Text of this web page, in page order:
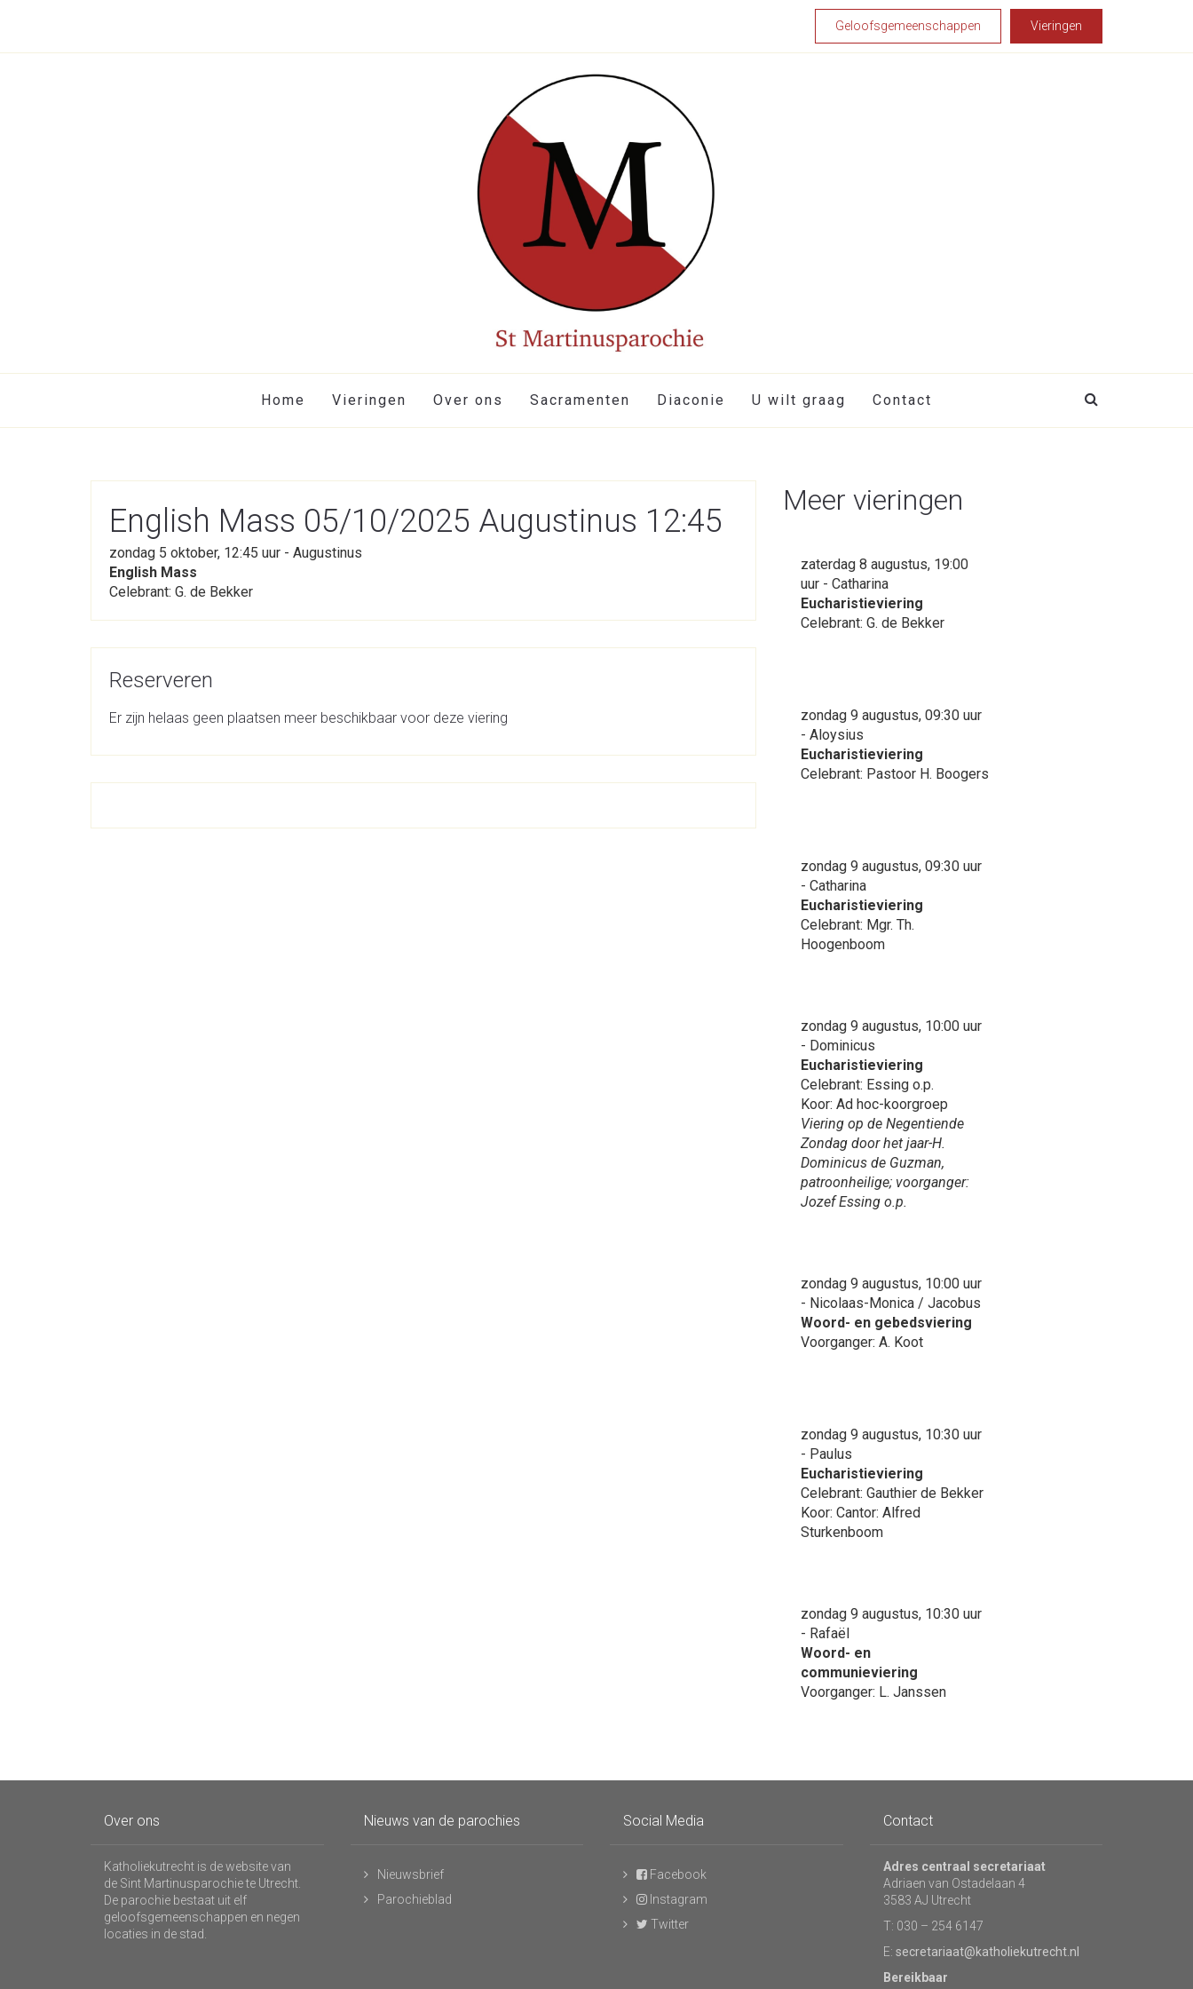
Geloofsgemeenschappen Vieringen
Home Vieringen Over ons Sacramenten Diaconie U wilt graag Contact
English Mass 05/10/2025 Augustinus 12:45
zondag 5 oktober, 12:45 uur - Augustinus
English Mass
Celebrant: G. de Bekker
Reserveren
Er zijn helaas geen plaatsen meer beschikbaar voor deze viering
Meer vieringen
zaterdag 8 augustus, 19:00
uur - Catharina
Eucharistieviering
Celebrant: G. de Bekker
zondag 9 augustus, 09:30 uur
- Aloysius
Eucharistieviering
Celebrant: Pastoor H. Boogers
zondag 9 augustus, 09:30 uur
- Catharina
Eucharistieviering
Celebrant: Mgr. Th.
Hoogenboom
zondag 9 augustus, 10:00 uur
- Dominicus
Eucharistieviering
Celebrant: Essing o.p.
Koor: Ad hoc-koorgroep
Viering op de Negentiende
Zondag door het jaar-H.
Dominicus de Guzman,
patroonheilige; voorganger:
Jozef Essing o.p.
zondag 9 augustus, 10:00 uur
- Nicolaas-Monica / Jacobus
Woord- en gebedsviering
Voorganger: A. Koot
zondag 9 augustus, 10:30 uur
- Paulus
Eucharistieviering
Celebrant: Gauthier de Bekker
Koor: Cantor: Alfred
Sturkenboom
zondag 9 augustus, 10:30 uur
- Rafaël
Woord- en
communieviering
Voorganger: L. Janssen
Over ons
Katholiekutrecht is de website van
de Sint Martinusparochie te Utrecht.
De parochie bestaat uit elf
geloofsgemeenschappen en negen
locaties in de stad.
Nieuws van de parochies
Nieuwsbrief
Parochieblad
Social Media
Facebook
Instagram
Twitter
Contact
Adres centraal secretariaat
Adriaen van Ostadelaan 4
3583 AJ Utrecht
T: 030 – 254 6147
E: secretariaat@katholiekutrecht.nl
Bereikbaar